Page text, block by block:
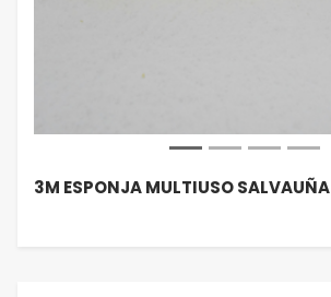
3M ESPONJA MULTIUSO SALVAUÑA